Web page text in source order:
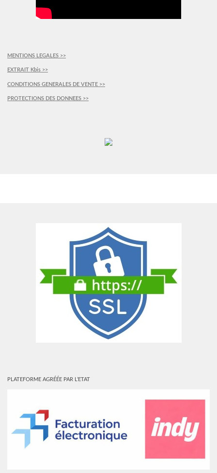
MENTIONS LEGALES >>
EXTRAIT Kbis >>
CONDITIONS GENERALES DE VENTE >>
PROTECTIONS DES DONNEES >>
PLATEFORME AGRÉÉE PAR L’ETAT